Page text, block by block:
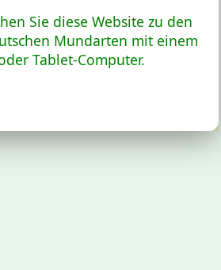
Sie diese Website zu den
Mundarten mit einem
Tablet-Computer.